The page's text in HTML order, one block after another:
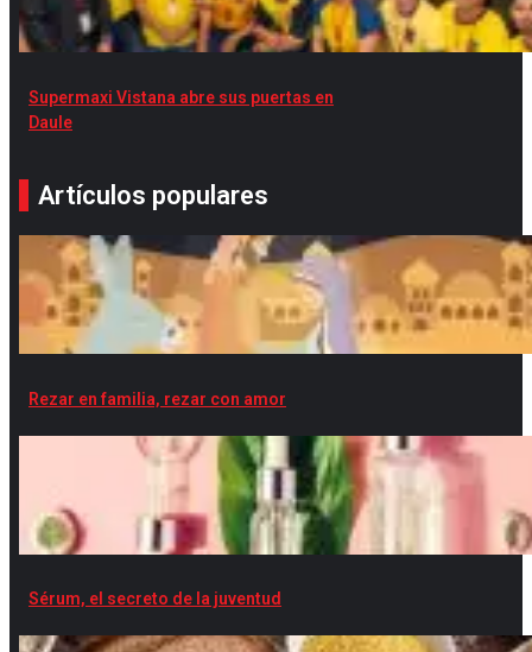
Supermaxi Vistana abre sus puertas en
Daule
Artículos populares
Rezar en familia, rezar con amor
Sérum, el secreto de la juventud